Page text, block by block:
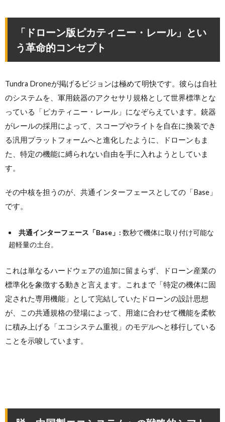
「ドローン版ピカティニー・レール」とい
う革命的コンセプト
Tundra Droneが掲げるビジョンは極めて明快です。彼らは自社
のシステムを、軍用銃器のアクセサリ規格として世界標準とな
っている「ピカティニー・レール」になぞらえています。銃器
がレールの採用によって、スコープやライトを自在に換装でき
る汎用プラットフォームへと進化したように、ドローンもま
た、特定の機能に縛られない自由を手に入れようとしていま
す。
その中核を担うのが、共通インターフェースとしての「Base」
です。
共通インターフェース「Base」: 数秒で機体に取り付け可能な
超軽量の土台。
これは単なるハードウェアの追加に留まらず、ドローン産業の
標準化を象徴する動きと言えます。これまで「特定の機体に固
定された専用機能」として完結していたドローンの設計思想
が、この共通規格の登場によって、用途に合わせて機能を柔軟
に積み上げる「エコシステム重視」のモデルへと移行している
ことを示唆しています。